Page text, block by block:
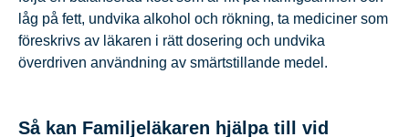
låg på fett, undvika alkohol och rökning, ta mediciner som
föreskrivs av läkaren i rätt dosering och undvika
överdriven användning av smärtstillande medel.
Så kan Familjeläkaren hjälpa till vid